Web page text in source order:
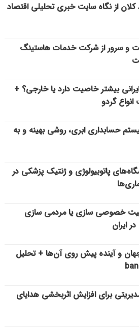
کلان از نگاه سایت خبری تحلیلی اقتصاد
و سرور از شرکت خدمات هاستینگ
بیشتر خاصیت دارد یا خارجی؟ +
گردو
حسابداری ابری، روشی بهینه و به
پاتوبیولوژی و ژنتیک پزشکی در
خصوصی سازی یا مردمی سازی
ایران
و آینده پیش روی آن‌ها + تحلیل
برای افزایش اثربخشی هدایای